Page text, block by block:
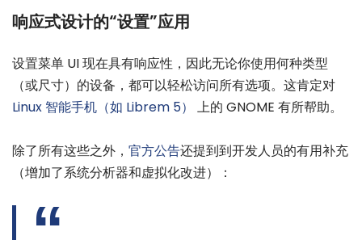
响应式设计的“设置”应用
设置菜单 UI 现在具有响应性，因此无论你使用何种类型
（或尺寸）的设备，都可以轻松访问所有选项。这肯定对
Linux 智能手机（如 Librem 5）
上的 GNOME 有所帮助。
除了所有这些之外， 官方公告还提到到开发人员的有用补充
（增加了系统分析器和虚拟化改进）：